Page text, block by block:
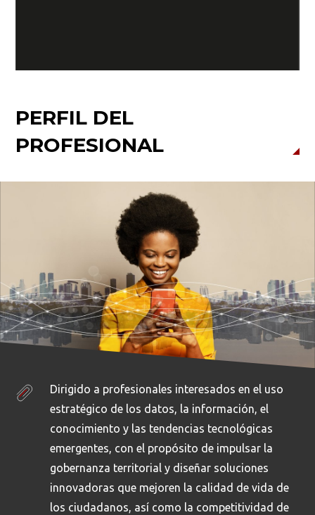
PERFIL DEL
PROFESIONAL
Dirigido a profesionales interesados en el uso
estratégico de los datos, la información, el
conocimiento y las tendencias tecnológicas
emergentes, con el propósito de impulsar la
gobernanza territorial y diseñar soluciones
innovadoras que mejoren la calidad de vida de
los ciudadanos, así como la competitividad de